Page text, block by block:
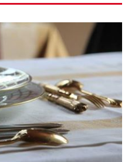
みと、急須です) 右の写真
でワクワクします。
に一緒にキッチンで夕食の
て眺めています。そして、
もの倍ぐらい食べてくれ
さ。そしてキッチンの存
「美味しかったよ。」と
帰って来て、大人になって
お母さん、幸せよ」小さ
みじみと良かったと思えた
皿を探して「はい！」と
っているお料理を良く見て
わないかなぁ。どの器が美
「フライパンの中をのぞ
うどよく入る大きさの器を